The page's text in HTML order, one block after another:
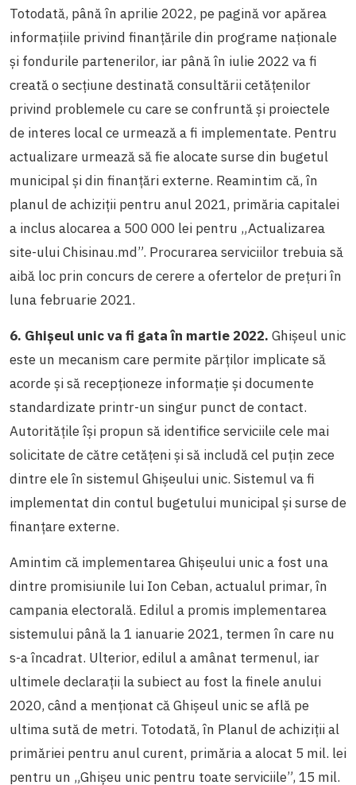
Totodată, până în aprilie 2022, pe pagină vor apărea
informațiile privind finanțările din programe naționale
și fondurile partenerilor, iar până în iulie 2022 va fi
creată o secțiune destinată consultării cetățenilor
privind problemele cu care se confruntă și proiectele
de interes local ce urmează a fi implementate. Pentru
actualizare urmează să fie alocate surse din bugetul
municipal și din finanțări externe. Reamintim că, în
planul de achiziții pentru anul 2021, primăria capitalei
a inclus alocarea a 500 000 lei pentru „Actualizarea
site-ului Chisinau.md”. Procurarea serviciilor trebuia să
aibă loc prin concurs de cerere a ofertelor de prețuri în
luna februarie 2021.
6. Ghișeul unic va fi gata în martie 2022. Ghișeul unic
este un mecanism care permite părților implicate să
acorde și să recepționeze informație și documente
standardizate printr-un singur punct de contact.
Autoritățile își propun să identifice serviciile cele mai
solicitate de către cetățeni și să includă cel puțin zece
dintre ele în sistemul Ghișeului unic. Sistemul va fi
implementat din contul bugetului municipal și surse de
finanțare externe.
Amintim că implementarea Ghișeului unic a fost una
dintre promisiunile lui Ion Ceban, actualul primar, în
campania electorală. Edilul a promis implementarea
sistemului până la 1 ianuarie 2021, termen în care nu
s-a încadrat. Ulterior, edilul a amânat termenul, iar
ultimele declarații la subiect au fost la finele anului
2020, când a menționat că Ghișeul unic se află pe
ultima sută de metri. Totodată, în Planul de achiziții al
primăriei pentru anul curent, primăria a alocat 5 mil. lei
pentru un „Ghișeu unic pentru toate serviciile”, 15 mil.